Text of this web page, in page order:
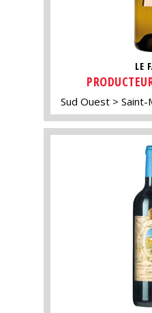
LE
Sud Ouest Saint-